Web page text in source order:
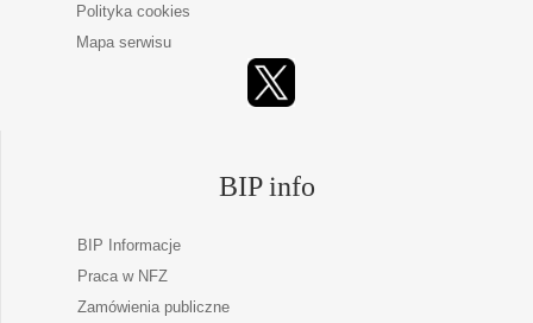
Polityka cookies
Mapa serwisu
BIP info
BIP Informacje
Praca w NFZ
Zamówienia publiczne